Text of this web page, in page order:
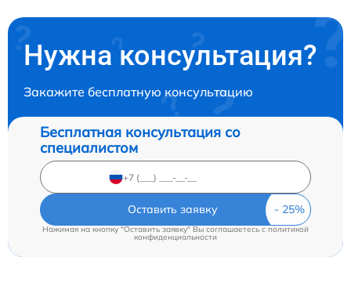
Нужна консультация?
Закажите бесплатную консультацию
Бесплатная консультация со
специалистом
Оставить заявку
Нажимая на кнопку "Оставить заявку" Вы соглашаетесь c политикой
конфиденциальности